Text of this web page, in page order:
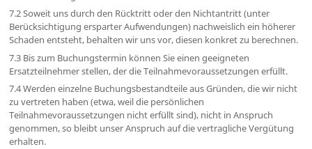
7.2 Soweit uns durch den Rücktritt oder den Nichtantritt (unter
Berücksichtigung ersparter Aufwendungen) nachweislich ein höherer
Schaden entsteht, behalten wir uns vor, diesen konkret zu berechnen.
7.3 Bis zum Buchungstermin können Sie einen geeigneten
Ersatzteilnehmer stellen, der die Teilnahmevoraussetzungen erfüllt.
7.4 Werden einzelne Buchungsbestandteile aus Gründen, die wir nicht
zu vertreten haben (etwa, weil die persönlichen
Teilnahmevoraussetzungen nicht erfüllt sind), nicht in Anspruch
genommen, so bleibt unser Anspruch auf die vertragliche Vergütung
erhalten.